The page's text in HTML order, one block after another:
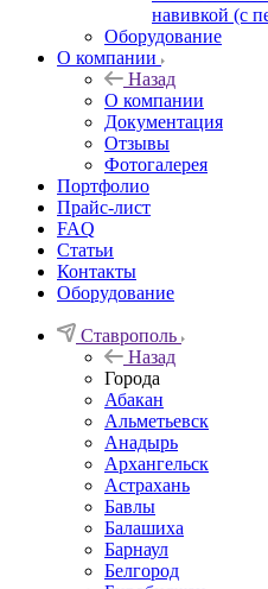
навивкой (с
Оборудование
О компании
Назад
О компании
Документация
Отзывы
Фотогалерея
Портфолио
Прайс-лист
FAQ
Статьи
Контакты
Оборудование
Ставрополь
Назад
Города
Абакан
Альметьевск
Анадырь
Архангельск
Астрахань
Бавлы
Балашиха
Барнаул
Белгород